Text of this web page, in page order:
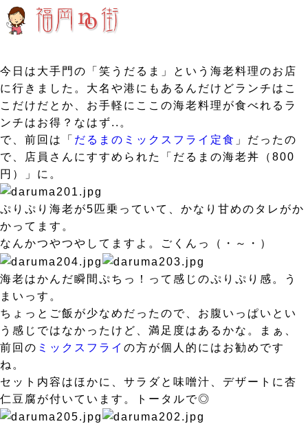
今日は大手門の「笑うだるま」という海老料理のお店
に行きました。大名や港にもあるんだけどランチはこ
こだけだとか、お手軽にここの海老料理が食べれるラ
ンチはお得？なはず..。
で、前回は「 だるまのミックスフライ定食 」だったの
で、店員さんにすすめられた「だるまの海老丼（800
円）」に。
ぷりぷり海老が5匹乗っていて、かなり甘めのタレがか
かってます。
なんかつやつやしてますよ。ごくんっ（・～・）
海老はかんだ瞬間ぷちっ！って感じのぷりぷり感。う
まいっす。
ちょっとご飯が少なめだったので、お腹いっぱいとい
う感じではなかったけど、満足度はあるかな。まぁ、
前回の ミックスフライ の方が個人的にはお勧めです
ね。
セット内容はほかに、サラダと味噌汁、デザートに杏
仁豆腐が付いています。トータルで◎